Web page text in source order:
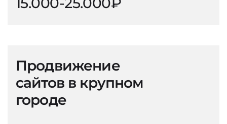
Продвижение
сайтов в крупном
городе